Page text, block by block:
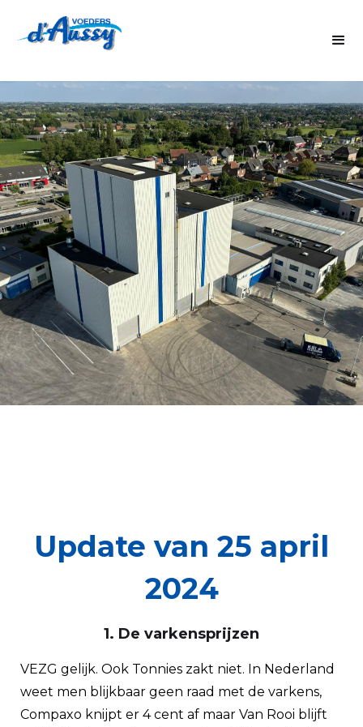
Update van 25 april
2024
1. De varkensprijzen
VEZG gelijk. Ook Tonnies zakt niet. In Nederland
weet men blijkbaar geen raad met de varkens,
Compaxo knijpt er 4 cent af maar Van Rooi blijft